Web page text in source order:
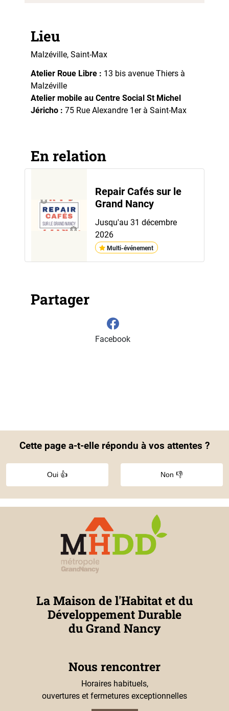
Lieu
Malzéville, Saint-Max
Atelier Roue Libre : 13 bis avenue Thiers à
Malzéville
Atelier mobile au Centre Social St Michel
Jéricho : 75 Rue Alexandre 1er à Saint-Max
En relation
Repair Cafés sur le
Grand Nancy
Jusqu'au 31 décembre
2026
Multi-événement
Partager
Facebook
Cette page a-t-elle répondu à vos attentes ?
Oui 👍 Non 👎
La Maison de l'Habitat et du
Développement Durable
du Grand Nancy
Nous rencontrer
Horaires habituels,
ouvertures et fermetures exceptionnelles